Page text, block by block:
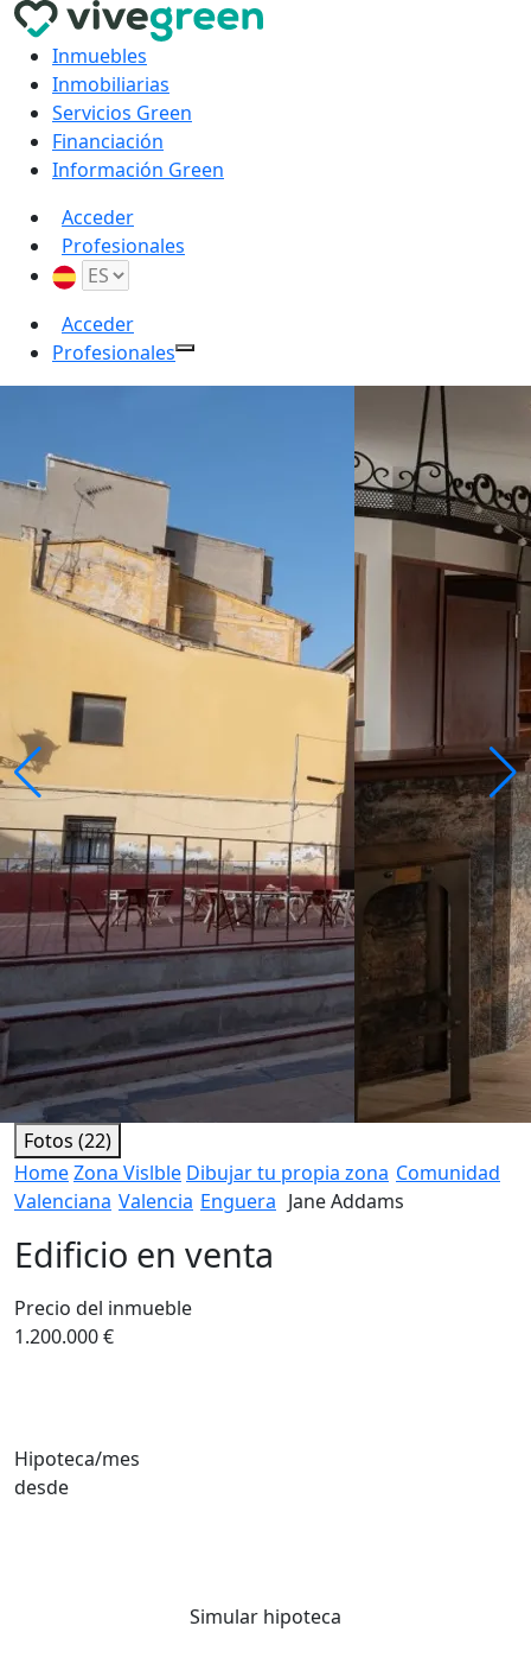
Inmuebles
Inmobiliarias
Servicios Green
Financiación
Información Green
Acceder
Profesionales
Acceder
Profesionales
Fotos (22)
HomeZona Vislble Dibujar tu propia zona Comunidad
Valenciana Valencia Enguera Jane Addams
Edificio en venta
Precio del inmueble
1.200.000 €
Hipoteca/mes
desde
Simular hipoteca